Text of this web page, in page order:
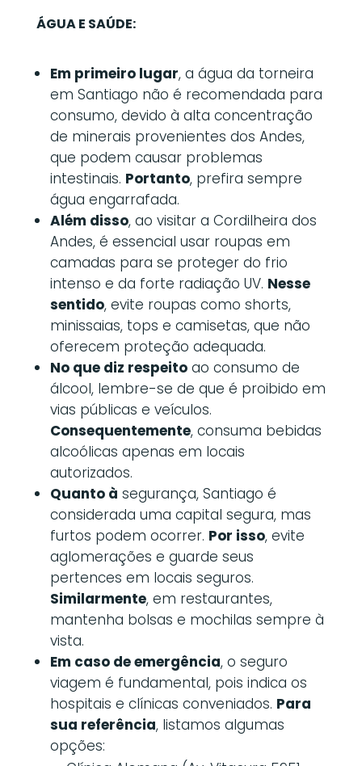
ÁGUA E SAÚDE:
Em primeiro lugar, a água da torneira
em Santiago não é recomendada para
consumo, devido à alta concentração
de minerais provenientes dos Andes,
que podem causar problemas
intestinais. Portanto, prefira sempre
água engarrafada.
Além disso, ao visitar a Cordilheira dos
Andes, é essencial usar roupas em
camadas para se proteger do frio
intenso e da forte radiação UV. Nesse
sentido, evite roupas como shorts,
minissaias, tops e camisetas, que não
oferecem proteção adequada.
No que diz respeitoao consumo de
álcool, lembre-se de que é proibido em
vias públicas e veículos.
Consequentemente, consuma bebidas
alcoólicas apenas em locais
autorizados.
Quanto à segurança, Santiago é
considerada uma capital segura, mas
furtos podem ocorrer. Por isso, evite
aglomerações e guarde seus
pertences em locais seguros.
Similarmente, em restaurantes,
mantenha bolsas e mochilas sempre à
vista.
Em caso de emergência, o seguro
viagem é fundamental, pois indica os
hospitais e clínicas conveniados. Para
sua referência, listamos algumas
opções: